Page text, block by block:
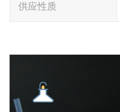
供应性质